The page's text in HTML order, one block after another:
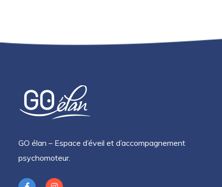
GO élan – Espace d’éveil et d’accompagnement
psychomoteur.